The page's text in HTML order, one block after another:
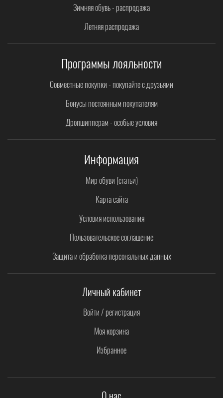
Зимняя обувь - распродажа
Летняя распродажа
Программы лояльности
Совместные покупки - покупайте с друзьями
Бонусы постоянным покупателям
Дропшипперам - особые условия
Информация
Мир обуви (статьи)
Карта сайта
Условия использования
Пользовательское соглашение
Защита и обработка персональных данных
Личный кабинет
Войти / регистрация
Моя корзина
Избранное